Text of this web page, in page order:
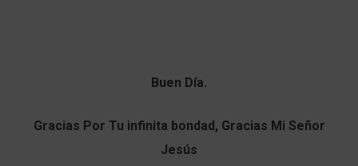
Buen Día.
Gracias Por Tu infinita bondad, Gracias Mi Señor
Jesús